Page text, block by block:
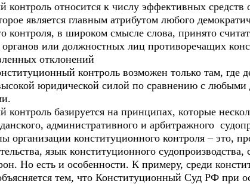
контроль относится к числу эффективных средств
является главным атрибутом любого
контроля, в широком смысле слова, принято
органов или должностных лиц противоречащих
отклонений
контроль возможен только там, где
юридической силой по сравнению с
контроль базируется на принципах, которые
административного и арбитражного
организации конституционного контроля – это,
язык конституционного
Но есть и особенности. К примеру, среди
тем, что Конституционный Суд РФ при